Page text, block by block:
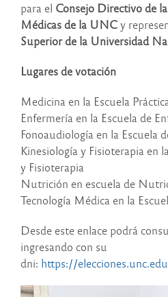
para el Consejo Directivo de
Médicas de la UNCy
Superior de la Universidad
Lugares de votación
Medicina en la Escuela
Enfermería en la Escuela de
Fonoaudiología en la Escuela
Kinesiología y Fisioterapia en
y Fisioterapia
Nutrición en escuela de
Tecnología Médica en la
Desde este enlace podrá
ingresando con su
dni: https://